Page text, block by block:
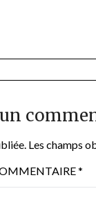
Les champs
*